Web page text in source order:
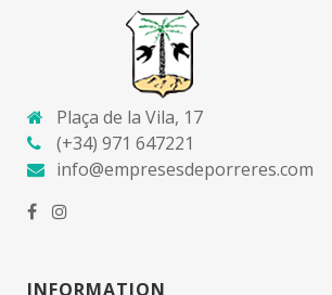
Plaça de la Vila, 17
(+34) 971 647221
info@empresesdeporreres.com
INFORMATION